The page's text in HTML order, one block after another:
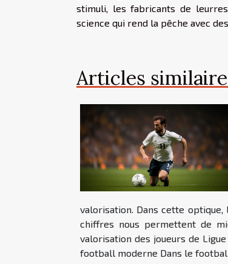
stimuli, les fabricants de
science qui rend la pêche avec
Articles
valorisation. Dans cette
chiffres nous permettent de
valorisation des joueurs de
football moderne Dans le